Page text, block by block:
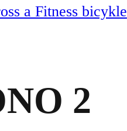
a Fitness bicykle
2